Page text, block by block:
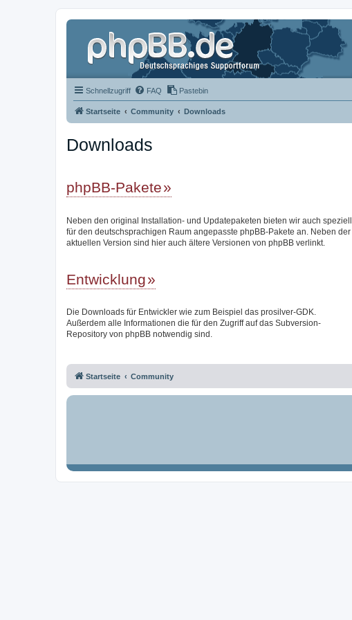
Schnellzugriff FAQ Pastebin
Startseite Community Downloads
Downloads
phpBB-Pakete
Neben den original Installation- und Updatepaketen bieten wir auch speziell
für den deutschsprachigen Raum angepasste phpBB-Pakete an. Neben der
aktuellen Version sind hier auch ältere Versionen von phpBB verlinkt.
Entwicklung
Die Downloads für Entwickler wie zum Beispiel das prosilver-GDK.
Außerdem alle Informationen die für den Zugriff auf das Subversion-
Repository von phpBB notwendig sind.
Startseite Community